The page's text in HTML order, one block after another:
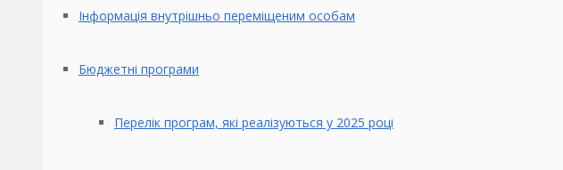
Інформація внутрішньо переміщеним особам
Бюджетні програми
Перелік програм, які реалізуються у 2025 році